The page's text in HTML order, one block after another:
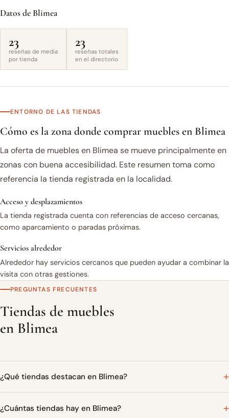
Datos de Blimea
23
reseñas de media
por tienda
23
reseñas totales
en el directorio
ENTORNO DE LAS TIENDAS
Cómo es la zona donde comprar muebles en Blimea
La oferta de muebles en Blimea se mueve principalmente en
zonas con buena accesibilidad. Este resumen toma como
referencia la tienda registrada en la localidad.
Acceso y desplazamientos
La tienda registrada cuenta con referencias de acceso cercanas,
como aparcamiento o paradas próximas.
Servicios alrededor
Alrededor hay servicios cercanos que pueden ayudar a combinar la
visita con otras gestiones.
PREGUNTAS FRECUENTES
Tiendas de muebles
en Blimea
¿Qué tiendas destacan en Blimea?
¿Cuántas tiendas hay en Blimea?